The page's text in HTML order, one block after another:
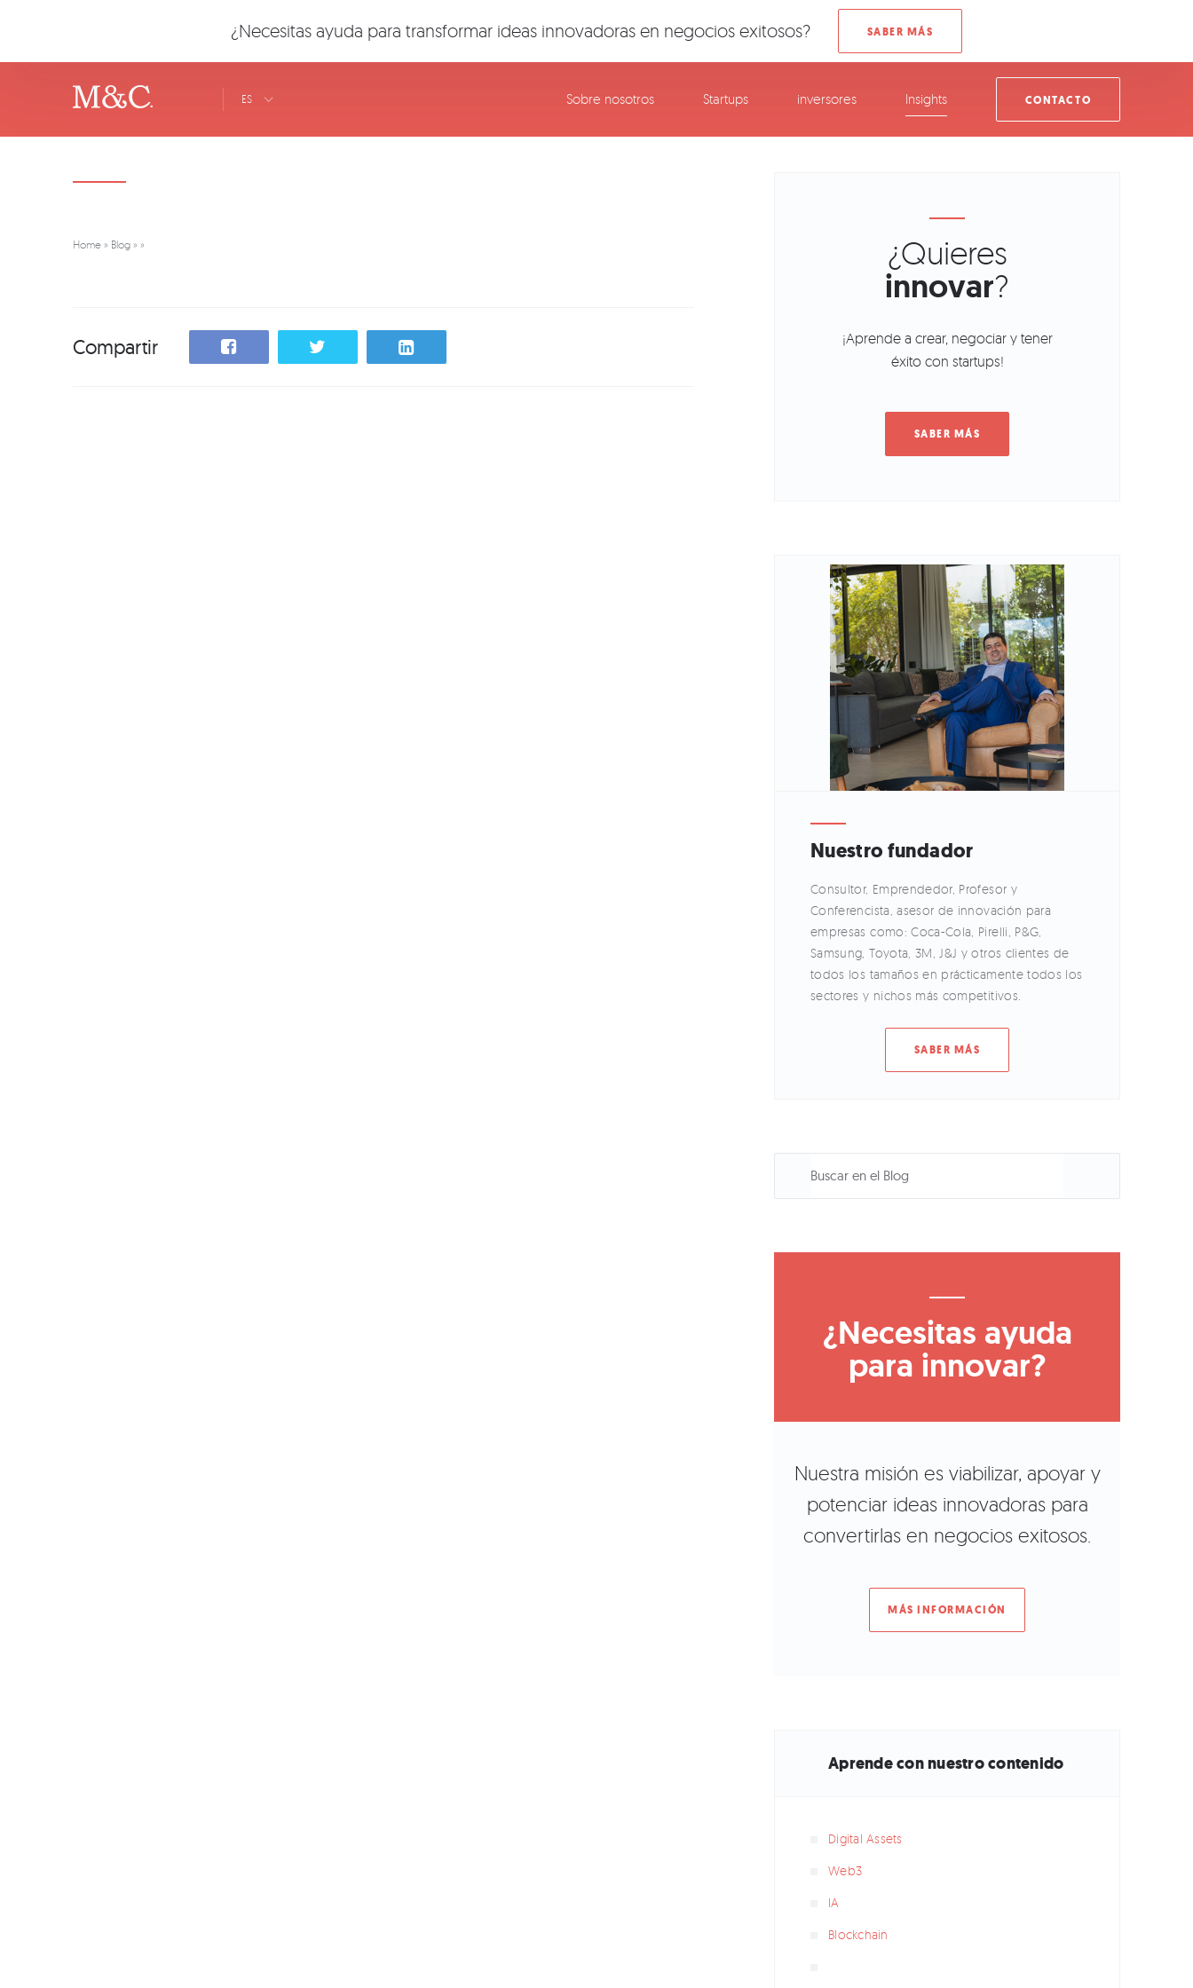
ES Sobre nosotros Startups inversores Insights CONTACTO
Home » Blog » »
Compartir
¿Quieres
innovar?
¡Aprende a crear, negociar y tener
éxito con startups!
Nuestro fundador
Consultor, Emprendedor, Profesor y
Conferencista, asesor de innovación para
empresas como: Coca-Cola, Pirelli, P&G,
Samsung, Toyota, 3M, J&J y otros clientes de
todos los tamaños en prácticamente todos los
sectores y nichos más competitivos.
SABER MÁS
¿Necesitas ayuda
para innovar?
Nuestra misión es viabilizar, apoyar y
potenciar ideas innovadoras para
convertirlas en negocios exitosos.
MÁS INFORMACIÓN
Aprende con nuestro contenido
Digital Assets
Web3
IA
Blockchain
¿Necesitas ayuda para transformar ideas innovadoras en negocios exitosos?